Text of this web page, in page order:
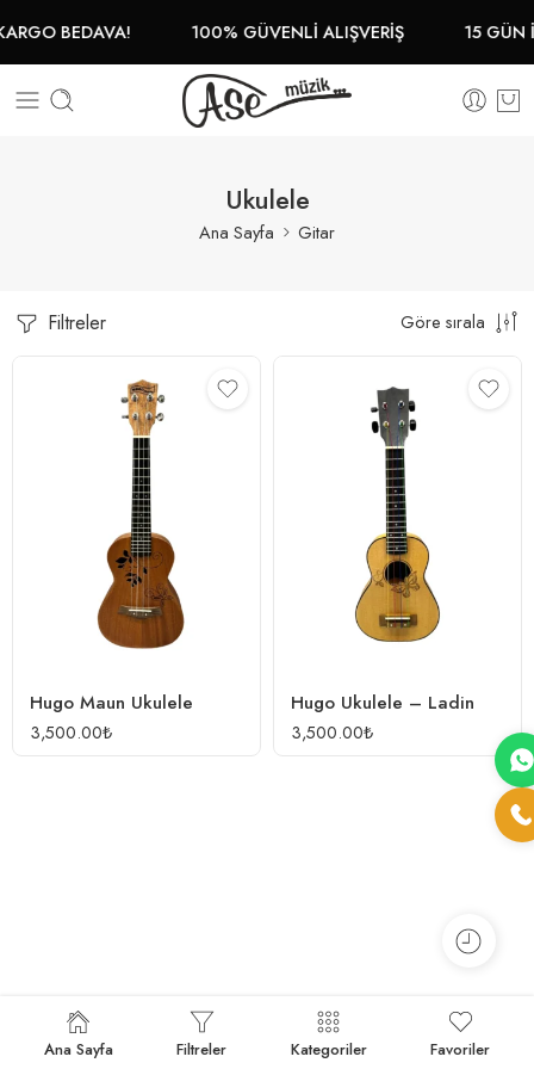
BEDAVA! 100% GÜVENLİ ALIŞVERİŞ 15 GÜN
Ukulele
Ana Sayfa Gitar
Filtreler Göre sırala
Hugo Maun Ukulele
3,500.00₺
Hugo Ukulele – Ladin
3,500.00₺
Ana Sayfa Filtreler Kategoriler Favoriler